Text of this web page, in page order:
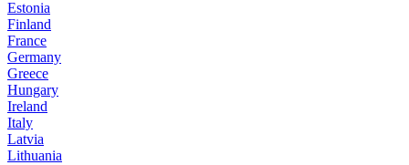
Estonia
Finland
France
Germany
Greece
Hungary
Ireland
Italy
Latvia
Lithuania